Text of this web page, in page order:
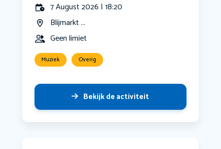
7 August 2026 | 18:20
Blijmarkt ...
Geen limiet
Muziek Overig
Bekijk de activiteit